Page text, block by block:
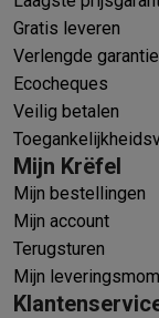
Gratis leveren
Verlengde garantie
Ecocheques
Veilig betalen
Mijn Krëfel
Mijn bestellingen
Mijn account
Terugsturen
Mijn